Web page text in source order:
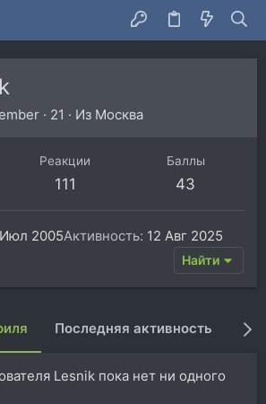
· 21 · Из Москва
Реакции
111
Баллы
43
2005Активность 12 Авг 2025
Найти
Последняя активность
Lesnik пока нет ни одного